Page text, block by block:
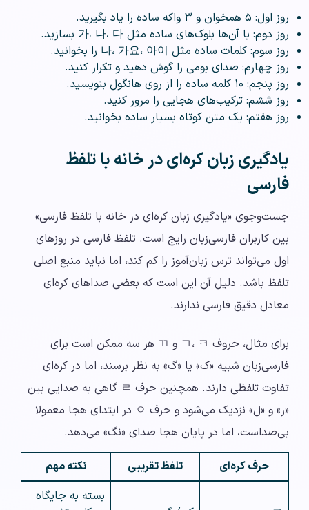
روز اول: ۵ همخوان و ۳ واکه ساده را یاد بگیرید.
روز دوم: با آن‌ها بلوک‌های ساده مثل 가، 나، 다 بسازید.
روز سوم: کلمات ساده مثل 나، 가요، 아이 را بخوانید.
روز چهارم: صدای بومی را گوش دهید و تکرار کنید.
روز پنجم: ۱۰ کلمه ساده را از روی هانگول بنویسید.
روز ششم: ترکیب‌های هجایی را مرور کنید.
روز هفتم: یک متن کوتاه بسیار ساده بخوانید.
یادگیری زبان کره‌ای در خانه با تلفظ
فارسی
جست‌وجوی «یادگیری زبان کره‌ای در خانه با تلفظ فارسی»
بین کاربران فارسی‌زبان رایج است. تلفظ فارسی در روزهای
اول می‌تواند ترس زبان‌آموز را کم کند، اما نباید منبع اصلی
تلفظ باشد. دلیل آن این است که بعضی صداهای کره‌ای
معادل دقیق فارسی ندارند.
برای مثال، حروف ㄱ، ㅋ و ㄲ هر سه ممکن است برای
فارسی‌زبان شبیه «ک» یا «گ» به نظر برسند، اما در کره‌ای
تفاوت تلفظی دارند. همچنین حرف ㄹ گاهی به صدایی بین
«ر» و «ل» نزدیک می‌شود و حرف ㅇ در ابتدای هجا معمولا
بی‌صداست، اما در پایان هجا صدای «نگ» می‌دهد.
حرف کره‌ای تلفظ تقریبی نکته مهم
بسته به جایگاه